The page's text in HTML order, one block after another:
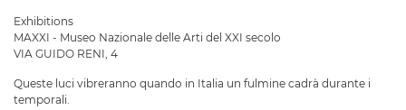
Exhibitions
MAXXI - Museo Nazionale delle Arti del XXI secolo
VIA GUIDO RENI, 4
Queste luci vibreranno quando in Italia un fulmine cadrà durante i
temporali.